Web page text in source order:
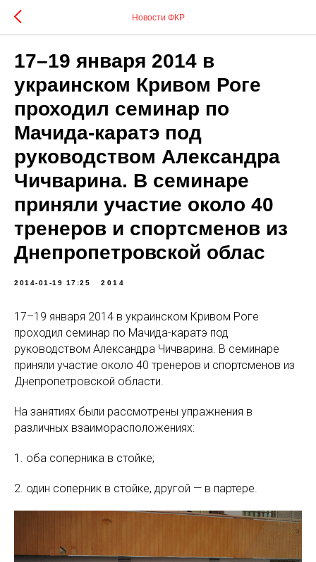
Новости ФКР
17–19 января 2014 в
украинском Кривом Роге
проходил семинар по
Мачида-каратэ под
руководством Александра
Чичварина. В семинаре
приняли участие около 40
тренеров и спортсменов из
Днепропетровской облас
2014-01-19 17:25 2014
17–19 января 2014 в украинском Кривом Роге
проходил семинар по Мачида-каратэ под
руководством Александра Чичварина. В семинаре
приняли участие около 40 тренеров и спортсменов из
Днепропетровской области.
На занятиях были рассмотрены упражнения в
различных взаиморасположениях:
1. оба соперника в стойке;
2. один соперник в стойке, другой — в партере.